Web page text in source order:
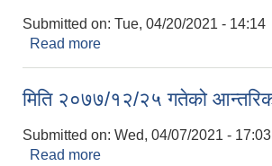
Submitted on: Tue, 04/20/2021 - 14:14
Read more
मिति २०७७/१२/२५ गतेको
Submitted on: Wed, 04/07/2021 - 17:03
Read more